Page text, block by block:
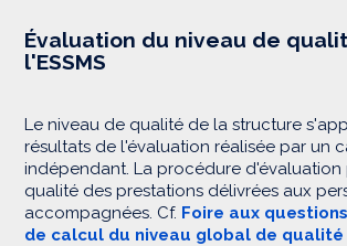
Évaluation du niveau de
l'ESSMS
Le niveau de qualité de la structure
résultats de l'évaluation réalisée par un
indépendant. La procédure d'évaluation
qualité des prestations délivrées aux
accompagnées. Cf. Foire aux questions
de calcul du niveau global de qualité